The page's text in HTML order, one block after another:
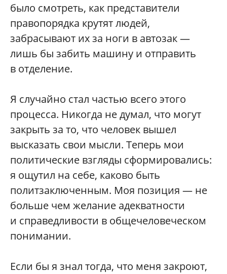
было смотреть, как представители
правопорядка крутят людей,
забрасывают их за ноги в автозак —
лишь бы забить машину и отправить
в отделение.
Я случайно стал частью всего этого
процесса. Никогда не думал, что могут
закрыть за то, что человек вышел
высказать свои мысли. Теперь мои
политические взгляды сформировались:
я ощутил на себе, каково быть
политзаключенным. Моя позиция — не
больше чем желание адекватности
и справедливости в общечеловеческом
понимании.
Если бы я знал тогда, что меня закроют,